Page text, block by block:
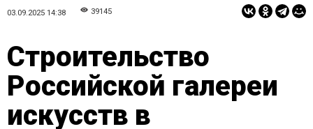
03.09.2025 14:38 39145
Строительство
Российской галереи
искусств в